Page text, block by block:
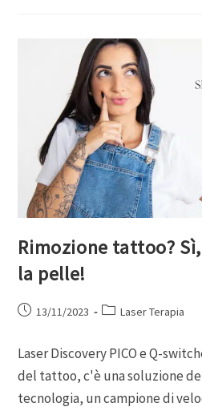
Rimozione tattoo?
la pelle!
13/11/2023 Laser Terapia
Laser Discovery PICO e Q-
del tattoo, c'è una soluzione
tecnologia, un campione di